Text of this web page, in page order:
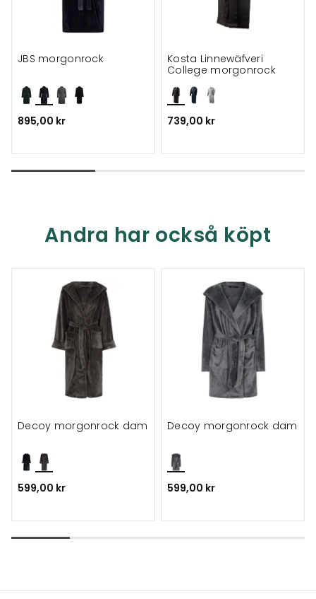
JBS morgonrock
895,00 kr
Kosta Linnewäfveri
College morgonrock
739,00 kr
Andra har också köpt
Decoy morgonrock dam
599,00 kr
Decoy morgonrock dam
599,00 kr